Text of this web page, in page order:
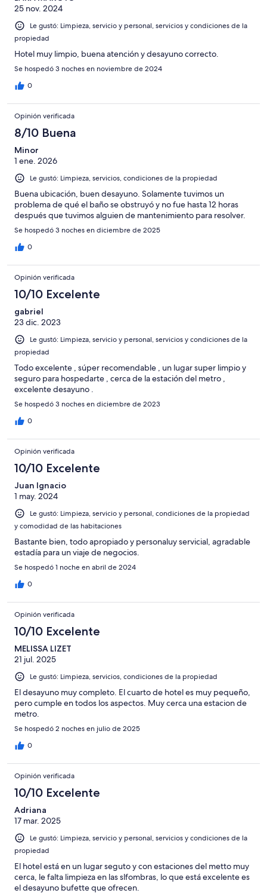
25 nov. 2024
Le gustó: Limpieza, servicio y personal, servicios y condiciones de la
propiedad
Hotel muy limpio, buena atención y desayuno correcto.
Se hospedó 3 noches en noviembre de 2024
0
Opinión verificada
8/10 Buena
Minor
1 ene. 2026
Le gustó: Limpieza, servicios, condiciones de la propiedad
Buena ubicación, buen desayuno. Solamente tuvimos un
problema de qué el baño se obstruyó y no fue hasta 12 horas
después que tuvimos alguien de mantenimiento para resolver.
Se hospedó 3 noches en diciembre de 2025
0
Opinión verificada
10/10 Excelente
gabriel
23 dic. 2023
Le gustó: Limpieza, servicio y personal, servicios y condiciones de la
propiedad
Todo excelente , súper recomendable , un lugar super limpio y
seguro para hospedarte , cerca de la estación del metro ,
excelente desayuno .
Se hospedó 3 noches en diciembre de 2023
0
Opinión verificada
10/10 Excelente
Juan Ignacio
1 may. 2024
Le gustó: Limpieza, servicio y personal, condiciones de la propiedad
y comodidad de las habitaciones
Bastante bien, todo apropiado y personaluy servicial, agradable
estadía para un viaje de negocios.
Se hospedó 1 noche en abril de 2024
0
Opinión verificada
10/10 Excelente
MELISSA LIZET
21 jul. 2025
Le gustó: Limpieza, servicios, condiciones de la propiedad
El desayuno muy completo. El cuarto de hotel es muy pequeño,
pero cumple en todos los aspectos. Muy cerca una estacion de
metro.
Se hospedó 2 noches en julio de 2025
0
Opinión verificada
10/10 Excelente
Adriana
17 mar. 2025
Le gustó: Limpieza, servicio y personal, servicios y condiciones de la
propiedad
El hotel está en un lugar seguto y con estaciones del metto muy
cerca, le falta limpieza en las slfombras, lo que está excelente es
el desayuno bufette que ofrecen.